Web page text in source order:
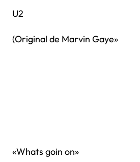
U2
(Original de Marvin Gaye»
«Whats goin on»